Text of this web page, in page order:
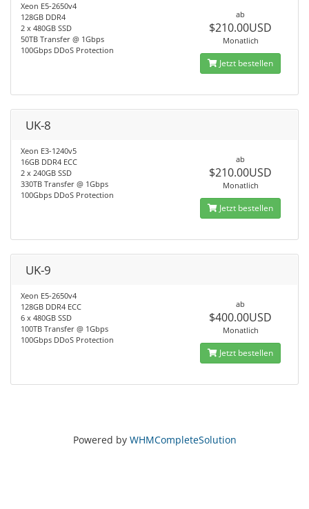
Xeon E5-2650v4
128GB DDR4
2 x 480GB SSD
50TB Transfer @ 1Gbps
100Gbps DDoS Protection
ab
$210.00USD
Monatlich
Jetzt bestellen
UK-8
Xeon E3-1240v5
16GB DDR4 ECC
2 x 240GB SSD
330TB Transfer @ 1Gbps
100Gbps DDoS Protection
ab
$210.00USD
Monatlich
Jetzt bestellen
UK-9
Xeon E5-2650v4
128GB DDR4 ECC
6 x 480GB SSD
100TB Transfer @ 1Gbps
100Gbps DDoS Protection
ab
$400.00USD
Monatlich
Jetzt bestellen
Powered by WHMCompleteSolution